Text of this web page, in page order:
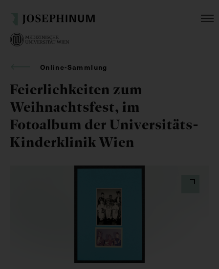
Online-Sammlung
Feierlichkeiten zum
Weihnachtsfest, im
Fotoalbum der Universitäts-
Kinderklinik Wien